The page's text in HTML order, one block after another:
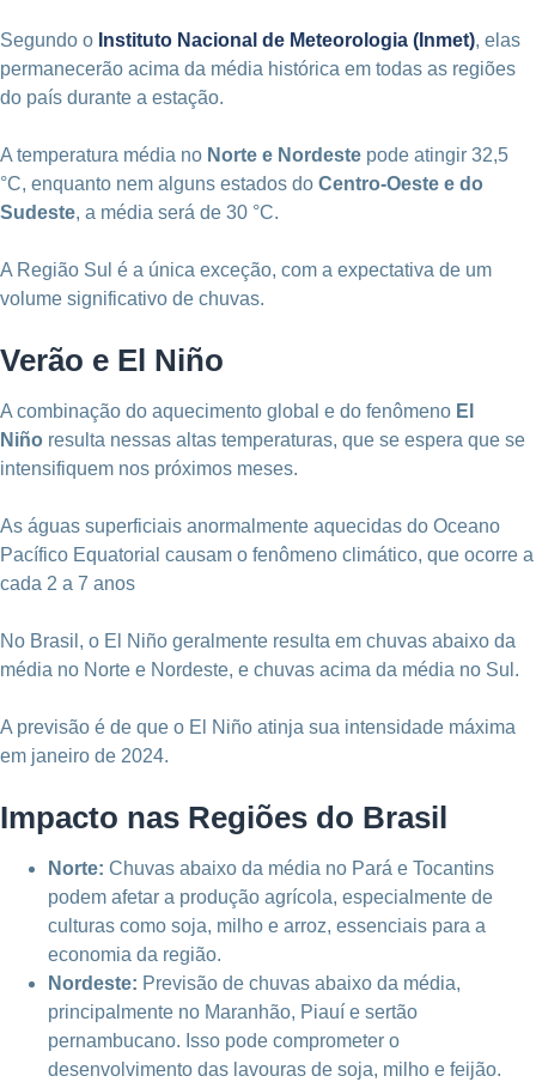
Segundo o Instituto Nacional de Meteorologia (Inmet), elas
permanecerão acima da média histórica em todas as regiões
do país durante a estação.
A temperatura média no Norte e Nordeste pode atingir 32,5
°C, enquanto nem alguns estados do Centro-Oeste e do
Sudeste, a média será de 30 °C.
A Região Sul é a única exceção, com a expectativa de um
volume significativo de chuvas.
Verão e El Niño
A combinação do aquecimento global e do fenômeno El
Niño resulta nessas altas temperaturas, que se espera que se
intensifiquem nos próximos meses.
As águas superficiais anormalmente aquecidas do Oceano
Pacífico Equatorial causam o fenômeno climático, que ocorre a
cada 2 a 7 anos
No Brasil, o El Niño geralmente resulta em chuvas abaixo da
média no Norte e Nordeste, e chuvas acima da média no Sul.
A previsão é de que o El Niño atinja sua intensidade máxima
em janeiro de 2024.
Impacto nas Regiões do Brasil
Norte: Chuvas abaixo da média no Pará e Tocantins
podem afetar a produção agrícola, especialmente de
culturas como soja, milho e arroz, essenciais para a
economia da região.
Nordeste: Previsão de chuvas abaixo da média,
principalmente no Maranhão, Piauí e sertão
pernambucano. Isso pode comprometer o
desenvolvimento das lavouras de soja, milho e feijão.